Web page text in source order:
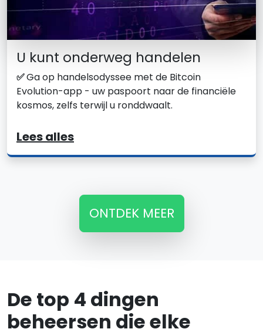
U kunt onderweg handelen
✅Ga op handelsodyssee met de Bitcoin
Evolution-app - uw paspoort naar de financiële
kosmos, zelfs terwijl u ronddwaalt.
Lees alles
ONTDEK MEER
De top 4 dingen
beheersen die elke